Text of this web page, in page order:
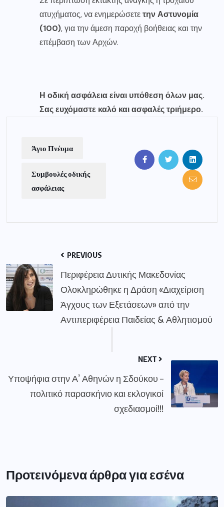
ατυχήματος, να ενημερώσετετην Αστυνομία
(100), για την άμεση παροχή βοήθειας και την
επέμβαση των Αρχών.
Η οδική ασφάλεια είναι υπόθεση όλων μας.
Σας ευχόμαστε καλό και ασφαλές τριήμερο.
Άγιο Πνέυμα
Συμβουλές οδικής
ασφάλειας
PREVIOUS
Περιφέρεια Δυτικής Μακεδονίας
Ολοκληρώθηκε η Δράση «Διαχείριση
Άγχους των Εξετάσεων» από την
Αντιπεριφέρεια Παιδείας & Αθλητισμού
NEXT
Υποψήφια στην Α’ Αθηνών η Σδούκου –
πολιτικό παρασκήνιο και εκλογικοί
σχεδιασμοί!!!
Προτεινόμενα άρθρα για εσένα